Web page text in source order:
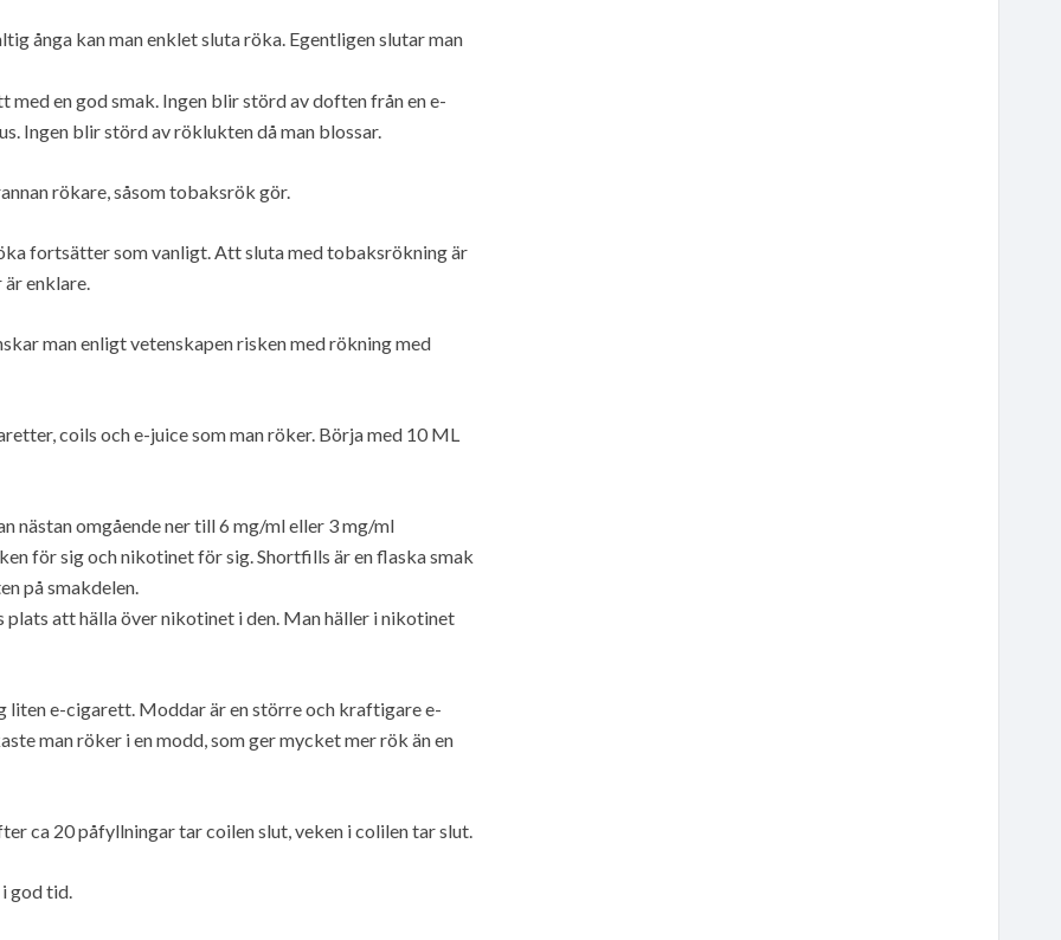
ånga kan man enklet sluta röka. Egentligen slutar man
en god smak. Ingen blir störd av doften från en e-
Ingen blir störd av röklukten då man blossar.
rökare, såsom tobaksrök gör.
fortsätter som vanligt. Att sluta med tobaksrökning är
enklare.
man enligt vetenskapen risken med rökning med
coils och e-juice som man röker. Börja med 10 ML
nästan omgående ner till 6 mg/ml eller 3 mg/ml
för sig och nikotinet för sig. Shortfills är en flaska smak
på smakdelen.
att hälla över nikotinet i den. Man häller i nikotinet
liten e-cigarett. Moddar är en större och kraftigare e-
man röker i en modd, som ger mycket mer rök än en
ca 20 påfyllningar tar coilen slut, veken i colilen tar slut.
god tid.